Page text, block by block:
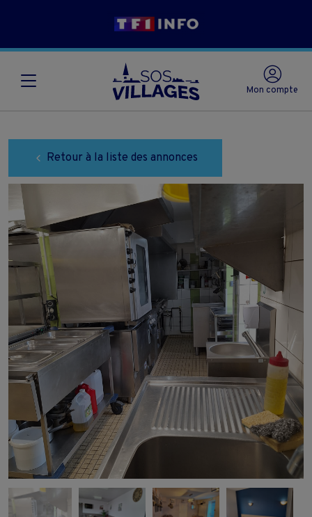
Mon compte
Retour à la liste des annonces